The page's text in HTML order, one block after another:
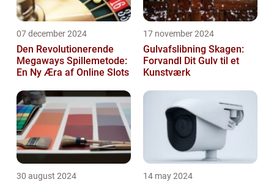
07 december 2024
Den Revolutionerende
Megaways Spillemetode:
En Ny Æra af Online Slots
17 november 2024
Gulvafslibning Skagen:
Forvandl Dit Gulv til et
Kunstværk
30 august 2024 14 may 2024